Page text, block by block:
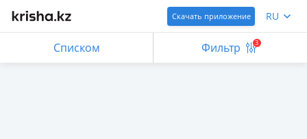
Скачать приложение RU
Списком Фильтр 3